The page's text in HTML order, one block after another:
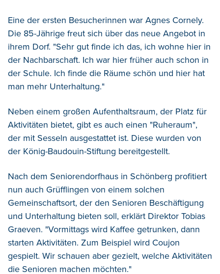
Eine der ersten Besucherinnen war Agnes Cornely.
Die 85-Jährige freut sich über das neue Angebot in
ihrem Dorf. "Sehr gut finde ich das, ich wohne hier in
der Nachbarschaft. Ich war hier früher auch schon in
der Schule. Ich finde die Räume schön und hier hat
man mehr Unterhaltung."
Neben einem großen Aufenthaltsraum, der Platz für
Aktivitäten bietet, gibt es auch einen "Ruheraum",
der mit Sesseln ausgestattet ist. Diese wurden von
der König-Baudouin-Stiftung bereitgestellt.
Nach dem Seniorendorfhaus in Schönberg profitiert
nun auch Grüfflingen von einem solchen
Gemeinschaftsort, der den Senioren Beschäftigung
und Unterhaltung bieten soll, erklärt Direktor Tobias
Graeven. "Vormittags wird Kaffee getrunken, dann
starten Aktivitäten. Zum Beispiel wird Coujon
gespielt. Wir schauen aber gezielt, welche Aktivitäten
die Senioren machen möchten."